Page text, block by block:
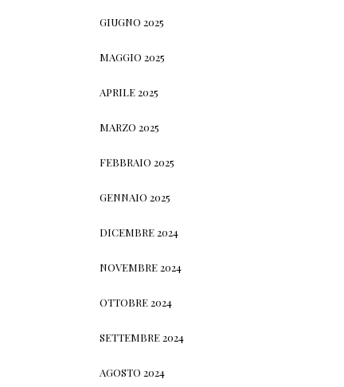
GIUGNO 2025
MAGGIO 2025
APRILE 2025
MARZO 2025
FEBBRAIO 2025
GENNAIO 2025
DICEMBRE 2024
NOVEMBRE 2024
OTTOBRE 2024
SETTEMBRE 2024
AGOSTO 2024